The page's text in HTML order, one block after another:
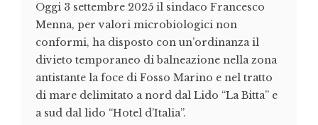
Oggi 3 settembre 2025 il sindaco Francesco
Menna, per valori microbiologici non
conformi, ha disposto con un’ordinanza il
divieto temporaneo di balneazione nella zona
antistante la foce di Fosso Marino e nel tratto
di mare delimitato a nord dal Lido “La Bitta” e
a sud dal lido “Hotel d’Italia”.